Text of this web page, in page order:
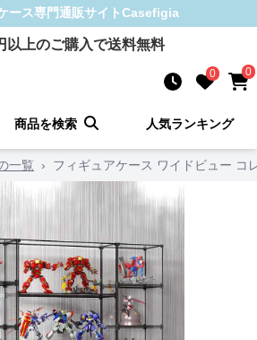
ース専門通販サイトCasefigia
以上のご購入で送料無料
0 0
商品を検索 人気ランキング
一覧 › フィギュアケース ワイドビュー コ